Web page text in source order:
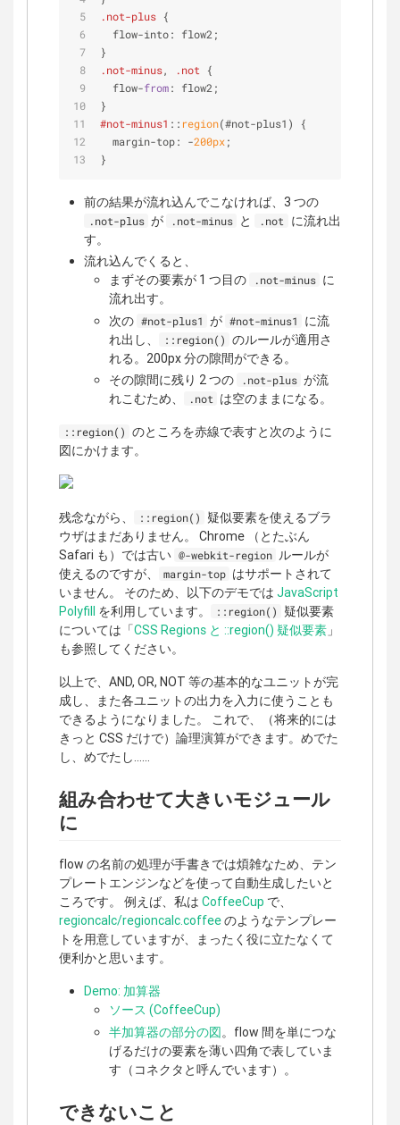
.not-plus {
  flow-into: flow2;
}
.not-minus, .not {
  flow-
from: flow2;
}
#not-minus1 :: region(#not-plus1) {
  margin-top: -
200px;
}
前の結果が流れ込んでこなければ、3 つの
.not-plus が .not-minus と .not
に流れ出
す。
流れ込んでくると、
まずその要素が 1 つ目の
.not-minus に
流れ出す。
次の #not-plus1 が #not-minus1
に流
れ出し、
::region() のルールが適用さ
れる。200px 分の隙間ができる。
その隙間に残り 2 つの
.not-plus が流
れこむため、
.not は空のままになる。
::region() のところを赤線で表すと次のように
図にかけます。
残念ながら、 ::region()
疑似要素を使えるブラ
ウザはまだありません。 Chrome （とたぶん
Safari も）では古い @-webkit-region ルールが
使えるのですが、
margin-top はサポートされて
いません。 そのため、以下のデモでは JavaScript
Polyfill を利用しています。 ::region()
疑似要素
については「CSS Regions と ::region() 疑似要素 」
も参照してください。
以上で、AND, OR, NOT 等の基本的なユニットが完
成し、また各ユニットの出力を入力に使うことも
できるようになりました。 これで、（将来的には
きっと CSS だけで）論理演算ができます。めでた
し、めでたし……
組み合わせて大きいモジュール
に
flow の名前の処理が手書きでは煩雑なため、テン
プレートエンジンなどを使って自動生成したいと
ころです。 例えば、私は CoffeeCup で、
regioncalc/regioncalc.coffeeのようなテンプレー
トを用意していますが、まったく役に立たなくて
便利かと思います。
Demo: 加算器
ソース (CoffeeCup)
半加算器の部分の図。flow 間を単につな
げるだけの要素を薄い四角で表していま
す（コネクタと呼んでいます）。
できないこと